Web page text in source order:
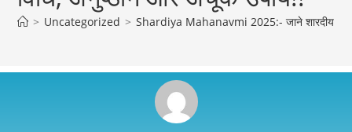
> Uncategorized > Shardiya Mahanavmi 2025:- जाने शारदीय